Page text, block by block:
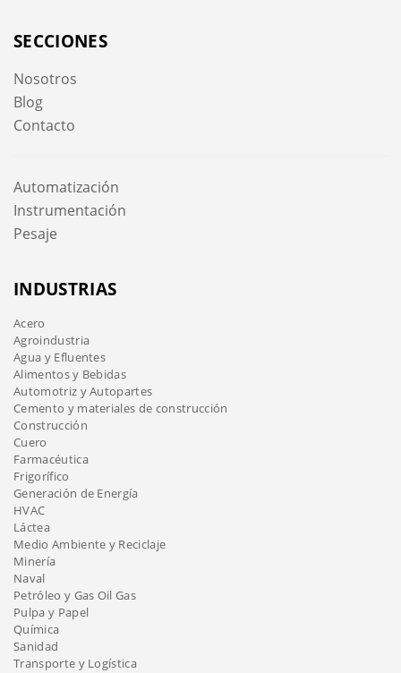
SECCIONES
Nosotros
Blog
Contacto
Automatización
Instrumentación
Pesaje
INDUSTRIAS
Acero
Agroindustria
Agua y Efluentes
Alimentos y Bebidas
Automotriz y Autopartes
Cemento y materiales de construcción
Construcción
Cuero
Farmacéutica
Frigorífico
Generación de Energía
HVAC
Láctea
Medio Ambiente y Reciclaje
Minería
Naval
Petróleo y Gas Oil Gas
Pulpa y Papel
Química
Sanidad
Transporte y Logística